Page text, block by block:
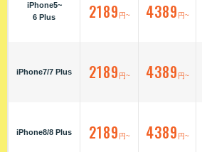
iPhone5~
6 Plus
iPhone7/7 Plus
iPhone8/8 Plus
2189 円~ 4389 円~
2189 円~ 4389 円~
2189 円~ 4389 円~